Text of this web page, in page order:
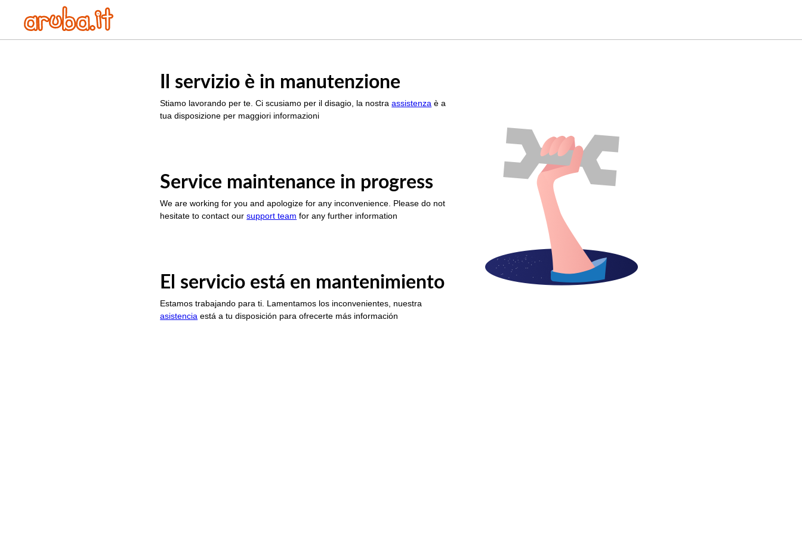
Il servizio è in manutenzione
Stiamo lavorando per te. Ci scusiamo per il disagio, la nostraassistenza è a
tua disposizione per maggiori informazioni
Service maintenance in progress
We are working for you and apologize for any inconvenience. Please do not
hesitate to contact oursupport team for any further information
El servicio está en mantenimiento
Estamos trabajando para ti. Lamentamos los inconvenientes, nuestra
asistencia está a tu disposición para ofrecerte más información